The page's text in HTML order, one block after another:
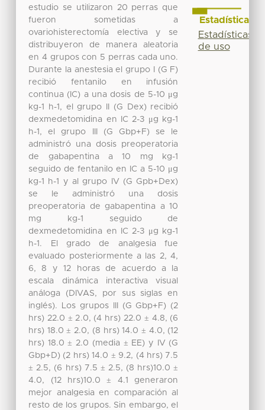
estudio se utilizaron 20 perras que
fueron sometidas a
ovariohisterectomía electiva y se
distribuyeron de manera aleatoria
en 4 grupos con 5 perras cada uno.
Durante la anestesia el grupo I (G F)
recibió fentanilo en infusión
continua (IC) a una dosis de 5-10 μg
kg-1 h-1, el grupo II (G Dex) recibió
dexmedetomidina en IC 2-3 μg kg-1
h-1, el grupo III (G Gbp+F) se le
administró una dosis preoperatoria
de gabapentina a 10 mg kg-1
seguido de fentanilo en IC a 5-10 μg
kg-1 h-1 y al grupo IV (G Gpb+Dex)
se le administró una dosis
preoperatoria de gabapentina a 10
mg kg-1 seguido de
dexmedetomidina en IC 2-3 μg kg-1
h-1. El grado de analgesia fue
evaluado posteriormente a las 2, 4,
6, 8 y 12 horas de acuerdo a la
escala dinámica interactiva visual
análoga (DIVAS, por sus siglas en
inglés). Los grupos III (G Gbp+F) (2
hrs) 22.0 ± 2.0, (4 hrs) 22.0 ± 4.8, (6
hrs) 18.0 ± 2.0, (8 hrs) 14.0 ± 4.0, (12
hrs) 18.0 ± 2.0 (media ± EE) y IV (G
Gbp+D) (2 hrs) 14.0 ± 9.2, (4 hrs) 7.5
± 2.5, (6 hrs) 7.5 ± 2.5, (8 hrs)10.0 ±
4.0, (12 hrs)10.0 ± 4.1 generaron
mejor analgesia en comparación al
resto de los grupos. Sin embargo, el
Estadísticas
Estadísticas
de uso